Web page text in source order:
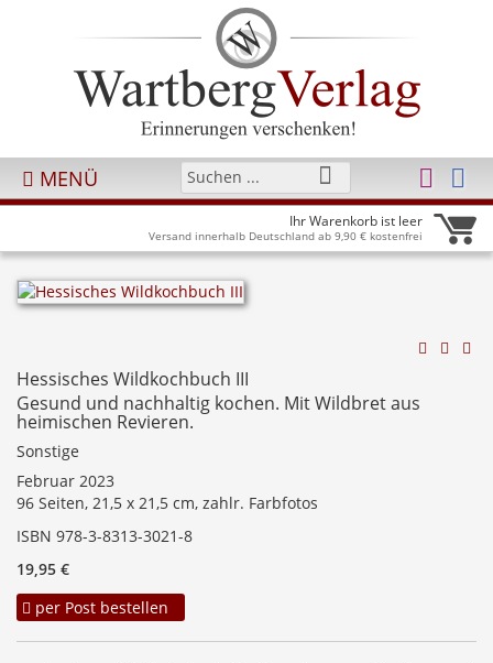
MENÜ
Ihr Warenkorb ist leer
Versand innerhalb Deutschland ab 9,90 € kostenfrei
Hessisches Wildkochbuch III
Gesund und nachhaltig kochen. Mit Wildbret aus
heimischen Revieren.
Sonstige
Februar 2023
96 Seiten, 21,5 x 21,5 cm, zahlr. Farbfotos
ISBN 978-3-8313-3021-8
19,95 €
per Post bestellen